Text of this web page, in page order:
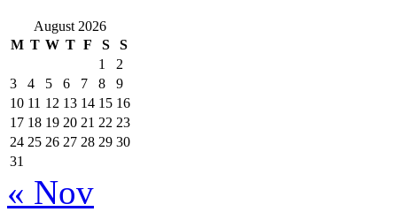
August 2026
M T W T F S
S
1
2
3
4 5 6 7 8
9
10 11 12 13 14 15 16
17 18 19 20 21 22 23
24 25 26 27 28 29 30
31
« Nov